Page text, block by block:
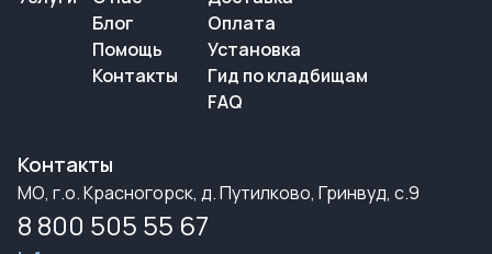
Блог
Помощь
Контакты
Оплата
Установка
Гид по кладбищам
FAQ
Контакты
МО, г.о. Красногорск, д. Путилково, Гринвуд, с.9
8 800 505 55 67